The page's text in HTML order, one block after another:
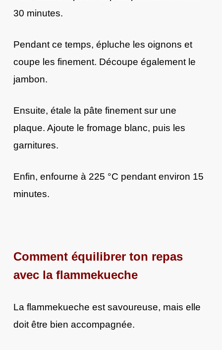
30 minutes.
Pendant ce temps, épluche les oignons et
coupe les finement. Découpe également le
jambon.
Ensuite, étale la pâte finement sur une
plaque. Ajoute le fromage blanc, puis les
garnitures.
Enfin, enfourne à 225 °C pendant environ 15
minutes.
Comment équilibrer ton repas
avec la flammekueche
La flammekueche est savoureuse, mais elle
doit être bien accompagnée.